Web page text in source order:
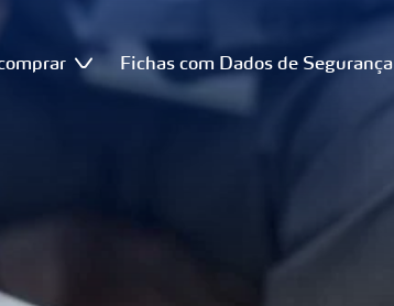
Fichas com Dados de Segurança